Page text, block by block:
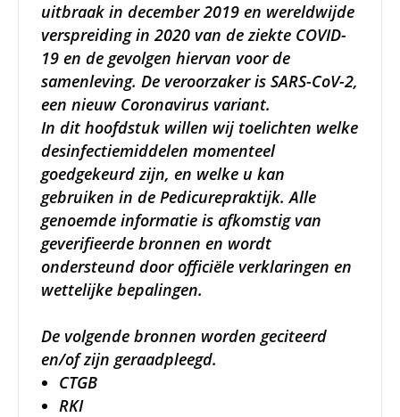
uitbraak in december 2019 en wereldwijde
verspreiding in 2020 van de ziekte COVID-
19 en de gevolgen hiervan voor de
samenleving. De veroorzaker is SARS-CoV-2,
een nieuw Coronavirus variant.
In dit hoofdstuk willen wij toelichten welke
desinfectiemiddelen momenteel
goedgekeurd zijn, en welke u kan
gebruiken in de Pedicurepraktijk. Alle
genoemde informatie is afkomstig van
geverifieerde bronnen en wordt
ondersteund door officiële verklaringen en
wettelijke bepalingen.
De volgende bronnen worden geciteerd
en/of zijn geraadpleegd.
CTGB
RKI